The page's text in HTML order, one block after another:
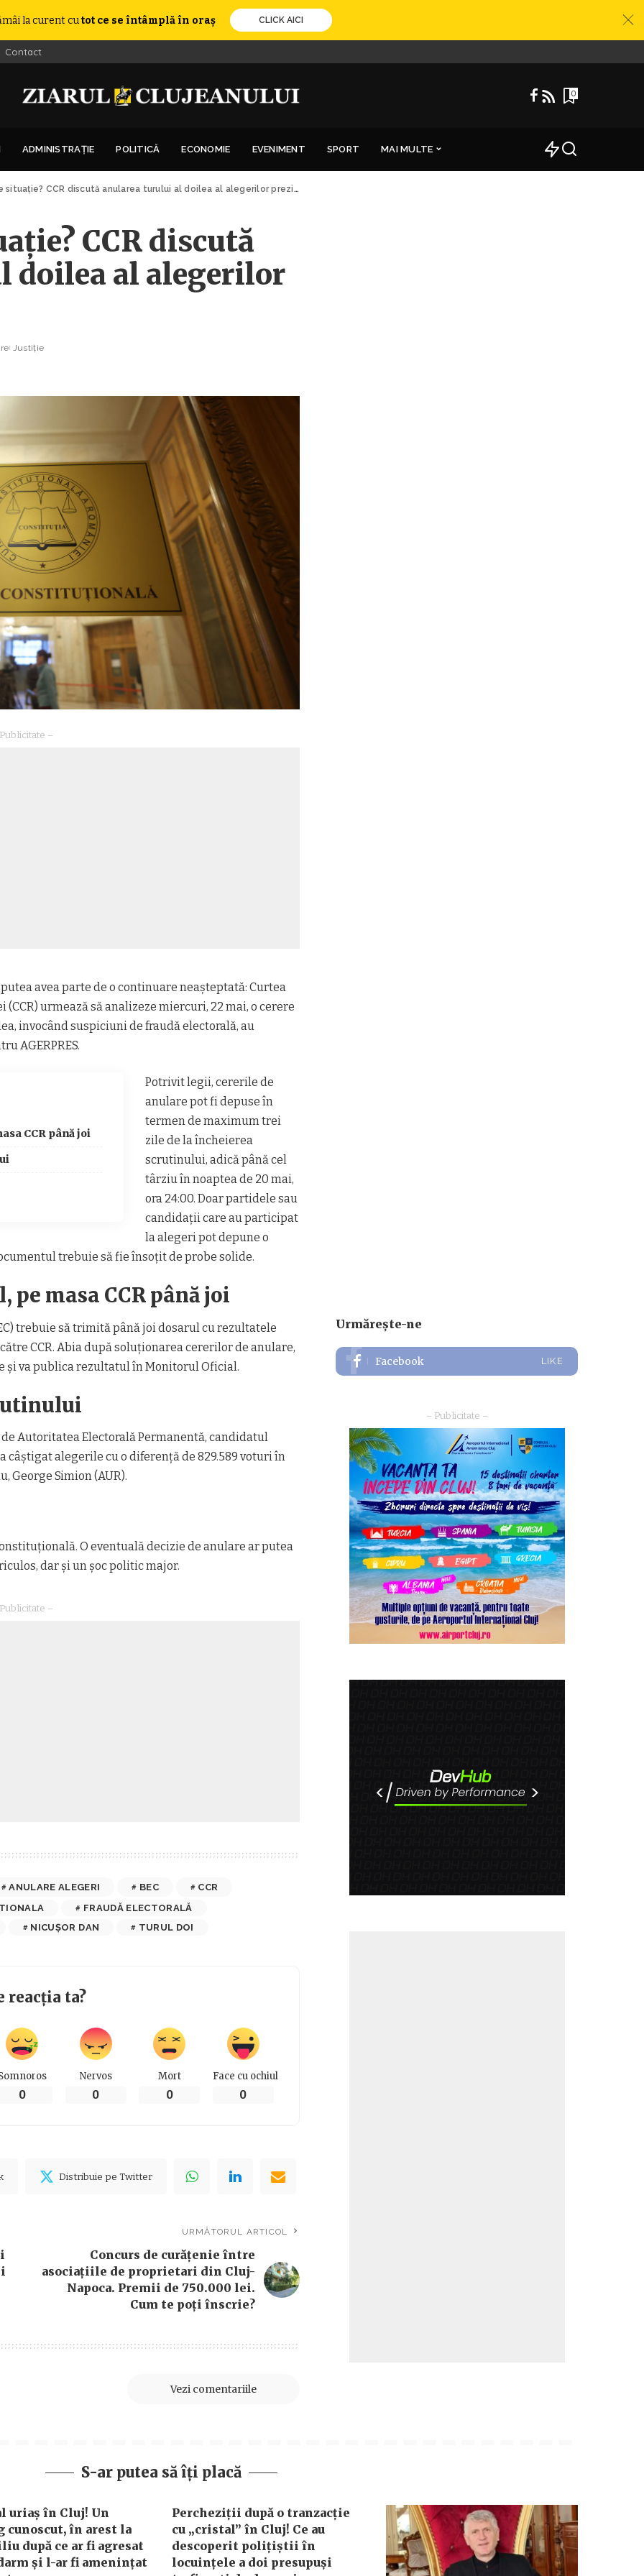
la curent cutot ce se întâmplă în oraș CLICK AICI
Contact
0
ADMINISTRAȚIE POLITICĂ ECONOMIE EVENIMENT SPORT MAI MULTE
CCR discută anularea turului al doilea al alegerilor prezidențiale!
CCR discută
doilea al alegerilor
Justiție
–
avea parte de o continuare neașteptată: Curtea
urmează să analizeze miercuri, 22 mai, o cerere
invocând suspiciuni de fraudă electorală, au
AGERPRES.
CCR până joi
Potrivit legii, cererile de
anulare pot fi depuse în
termen de maximum trei
zile de la încheierea
scrutinului, adică până cel
târziu în noaptea de 20 mai,
ora 24:00. Doar partidele sau
candidații care au participat
la alegeri pot depune o
trebuie să fie însoțit de probe solide.
pe masa CCR până joi
trebuie să trimită până joi dosarul cu rezultatele
CCR. Abia după soluționarea cererilor de anulare,
și va publica rezultatul în Monitorul Oficial.
Autoritatea Electorală Permanentă, candidatul
câștigat alegerile cu o diferență de 829.589 voturi în
George Simion (AUR).
O eventuală decizie de anulare ar putea
dar și un șoc politic major.
–
ANULARE ALEGERI BEC
CCR
FRAUDĂ ELECTORALĂ
NICUȘOR DAN
TURUL DOI
reacția ta?
0
Nervos
0
Mort
0
Face cu ochiul
0
Distribuie pe Twitter
URMĂTORUL ARTICOL
Concurs de curățenie între
asociațiile de proprietari din Cluj-
Napoca. Premii de 750.000 lei.
Cum te poți înscrie?
Vezi comentariile
Urmărește-ne
Facebook LIKE
– Publicitate –
S-ar putea să îți placă
uriaș în Cluj! Un
cunoscut, în arest la
după ce ar fi agresat
și l-ar fi amenințat
Percheziții după o tranzacție
cu „cristal” în Cluj! Ce au
descoperit polițiștii în
locuințele a doi presupuși